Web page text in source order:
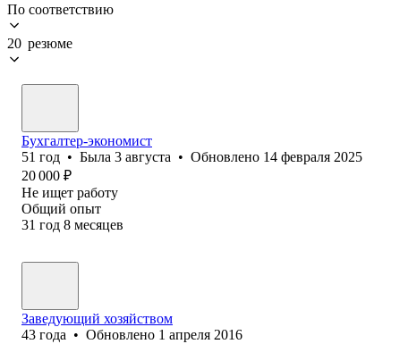
По соответствию
20 резюме
Бухгалтер-экономист
51 год • Была 3 августа • Обновлено 14 февраля 2025
20 000 ₽
Не ищет работу
Общий опыт
31 год 8 месяцев
Заведующий хозяйством
43 года • Обновлено 1 апреля 2016